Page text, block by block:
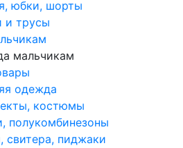
юбки, шорты
и трусы
мальчикам
одежда
костюмы
полукомбинезоны
свитера, пиджаки